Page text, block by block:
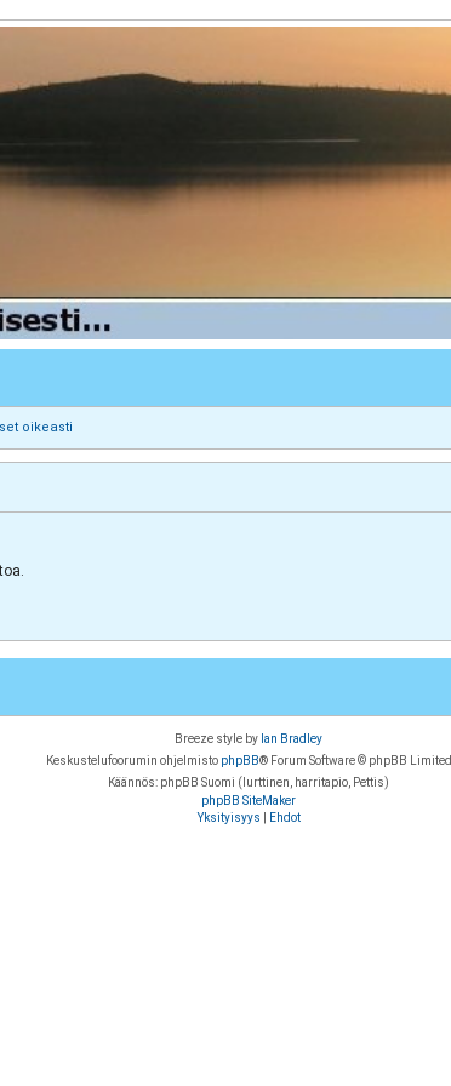
oikeasti
Breeze style by Ian Bradley
Keskustelufoorumin ohjelmisto phpBB® Forum Software © phpBB Limited
Käännös: phpBB Suomi (lurttinen, harritapio, Pettis)
phpBB SiteMaker
Yksityisyys
Ehdot